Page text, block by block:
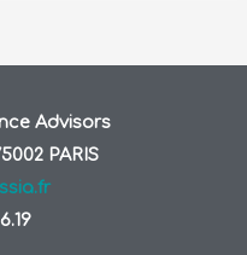
Advisors
PARIS